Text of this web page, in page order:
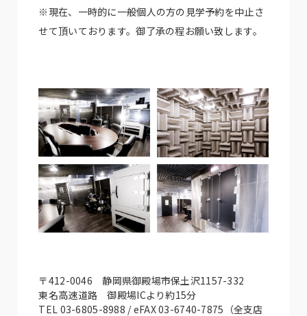
※現在、一時的に一般個人の方の見学予約を中止さ
せて頂いております。御了承の程お願い致します。
〒412-0046 静岡県御殿場市保土沢1157-332
東名高速道路 御殿場ICより約15分
TEL 03-6805-8988 / eFAX 03-6740-7875（全支店